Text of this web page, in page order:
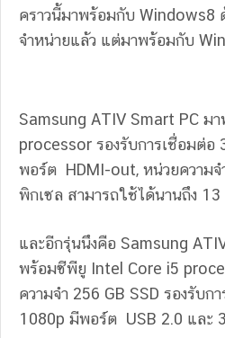
คราวนี้มาพร้อมกับ Windows8
จำหน่ายแล้ว แต่มาพร้อมกับ
Samsung ATIV Smart PC
processor รองรับการเชื่อมต่อ
พอร์ต HDMI-out, หน่วยความจ
พิกเซล สามารถใช้ได้นานถึง 13
และอีกรุ่นนึงคือ Samsung
พร้อมซีพียู Intel Core i5
ความจำ 256 GB SSD รองรับก
1080p มีพอร์ต USB 2.0 และ